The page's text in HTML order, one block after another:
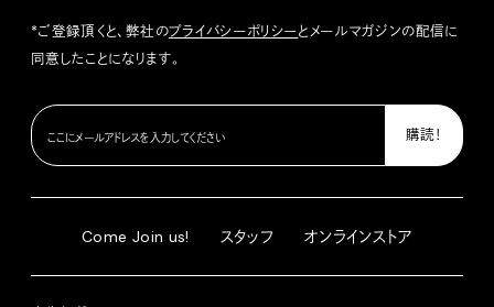
*ご登録頂くと、弊社のプライバシーポリシーとメールマガジンの配信に
同意したことになります。
Come Join us! スタッフ オンラインストア